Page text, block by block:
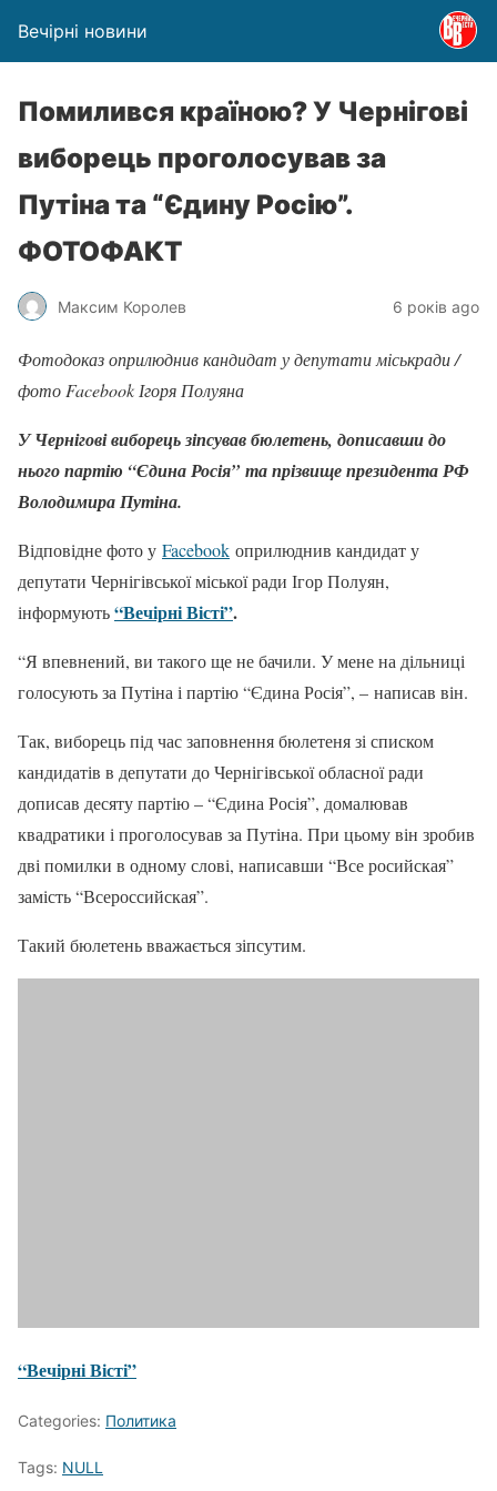
Вечірні новини
Помилився країною? У Чернігові
виборець проголосував за
Путіна та “Єдину Росію”.
ФОТОФАКТ
Максим Королев 6 років ago
Фотодоказ оприлюднив кандидат у депутати міськради /
фото Facebook Ігоря Полуяна
У Чернігові виборець зіпсував бюлетень, дописавши до
нього партію “Єдина Росія” та прізвище президента РФ
Володимира Путіна.
Відповідне фото у Facebook оприлюднив кандидат у
депутати Чернігівської міської ради Ігор Полуян,
інформують“Вечірні Вісті”.
“Я впевнений, ви такого ще не бачили. У мене на дільниці
голосують за Путіна і партію “Єдина Росія”, – написав він.
Так, виборець під час заповнення бюлетеня зі списком
кандидатів в депутати до Чернігівської обласної ради
дописав десяту партію – “Єдина Росія”, домалював
квадратики і проголосував за Путіна. При цьому він зробив
дві помилки в одному слові, написавши “Все росийская”
замість “Всероссийская”.
Такий бюлетень вважається зіпсутим.
“Вечірні Вісті”
Categories: Политика
Tags: NULL